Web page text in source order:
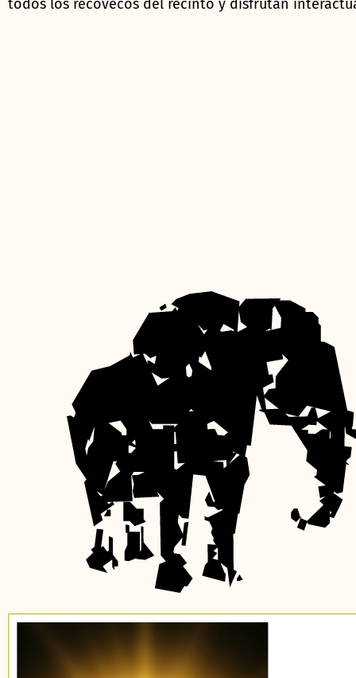
todos los recovecos del recinto y disfrutan